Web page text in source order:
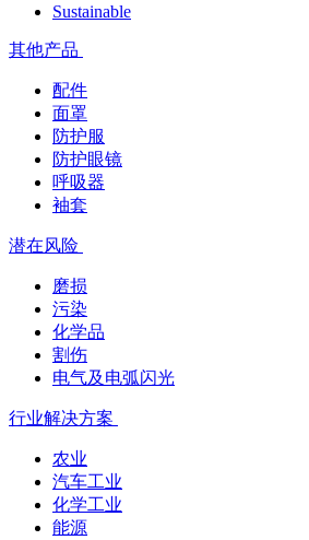
Sustainable
其他产品
配件
面罩
防护服
防护眼镜
呼吸器
袖套
潜在风险
磨损
污染
化学品
割伤
电气及电弧闪光
行业解决方案
农业
汽车工业
化学工业
能源